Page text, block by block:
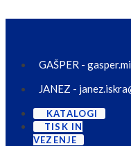
GAŠPER -
JANEZ -
KATALOGI
TISK IN
VEZENJE